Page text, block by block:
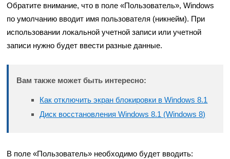
Обратите внимание, что в поле «Пользователь», Windows
по умолчанию вводит имя пользователя (никнейм). При
использовании локальной учетной записи или учетной
записи нужно будет ввести разные данные.
Вам также может быть интересно:
Как отключить экран блокировки в Windows 8.1
Диск восстановления Windows 8.1 (Windows 8)
В поле «Пользователь» необходимо будет вводить: